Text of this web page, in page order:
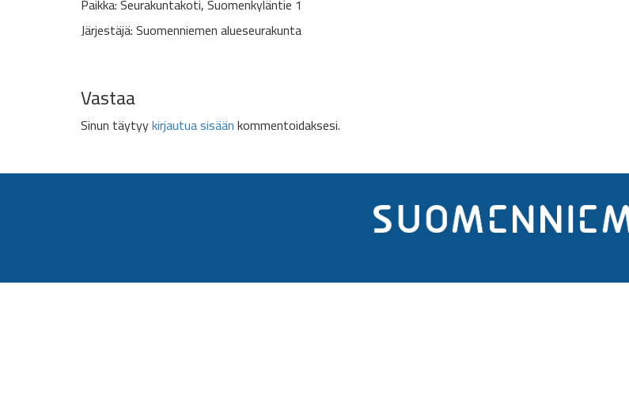
Paikka: Seurakuntakoti, Suomenkyläntie 1
Järjestäjä: Suomenniemen alueseurakunta
Vastaa
Sinun täytyykirjautua sisäänkommentoidaksesi.